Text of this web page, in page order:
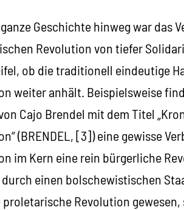
Geschichte hinweg war das
Revolution von tiefer
ob die traditionell eindeutige
weiter anhält. Beispielsweise
Cajo Brendel mit dem Titel
(BRENDEL, [3]) eine gewisse
im Kern eine rein bürgerliche
einen bolschewistischen
proletarische Revolution